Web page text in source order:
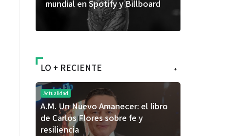
mundial en Spotify y Billboard
+
LO + RECIENTE
Actualidad
A.M. Un Nuevo Amanecer: el libro
de Carlos Flores sobre fe y
resiliencia